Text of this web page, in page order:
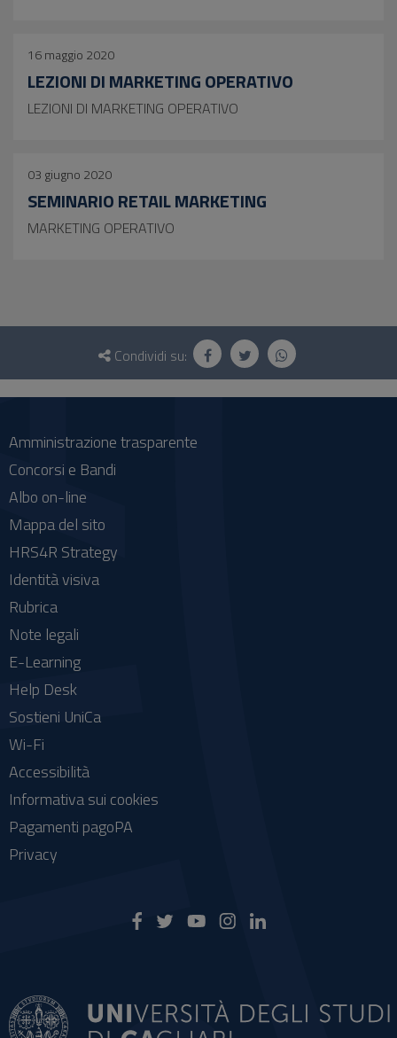
16 maggio 2020
LEZIONI DI MARKETING OPERATIVO
LEZIONI DI MARKETING OPERATIVO
03 giugno 2020
SEMINARIO RETAIL MARKETING
MARKETING OPERATIVO
Questionario
social
Condividi su:
Amministrazione trasparente
Concorsi e Bandi
Albo on-line
Mappa del sito
HRS4R Strategy
Identità visiva
Rubrica
Note legali
E-Learning
Help Desk
Sostieni UniCa
Wi-Fi
Accessibilità
Informativa sui cookies
Pagamenti pagoPA
Privacy